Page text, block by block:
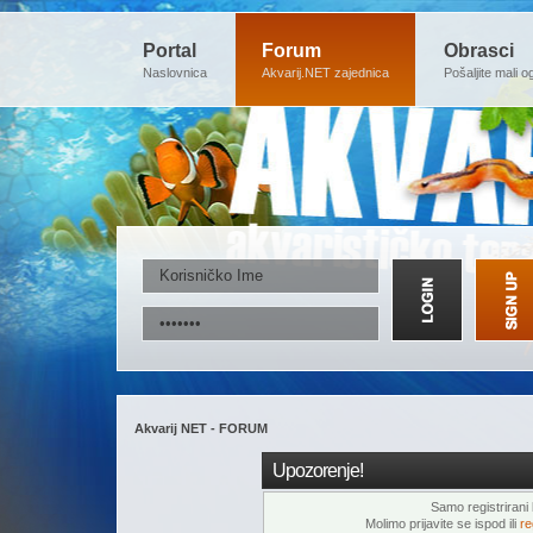
Portal
Naslovnica
Forum
Akvarij.NET zajednica
Obrasci
Pošaljite mali
Akvarij NET - FORUM
Upozorenje!
Samo registrirani
Molimo prijavite se ispod ili